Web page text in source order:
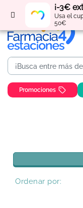
¡-3€
Usa el
50€
Regístrate
Promociones
Ordenar por: